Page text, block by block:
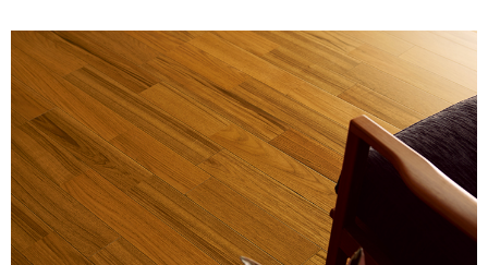
尺寸(厚×宽×长㎜)
每梱包装数
价格(不含税)
12×303×1,818
6枚(1坪＝3.3㎡)装
￥34,000/梱(￥10,310/㎡)